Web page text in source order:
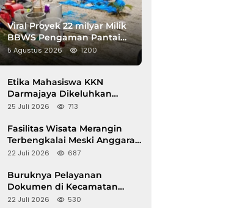
Viral Proyek 22 milyar Milik
BBWS Pengaman Pantai
Pesisir Barat Diduga
Gunakan Besi Banci
5 Agustus 2026 1200
Etika Mahasiswa KKN
Darmajaya Dikeluhkan
Kepala Pekon Sinar Jawa
25 Juli 2026 713
Fasilitas Wisata Merangin
Terbengkalai Meski Anggaran
Perawatan Terus Mengalir
22 Juli 2026 687
Buruknya Pelayanan
Dokumen di Kecamatan
Pangkalan Susu, Kinerja
22 Juli 2026 530